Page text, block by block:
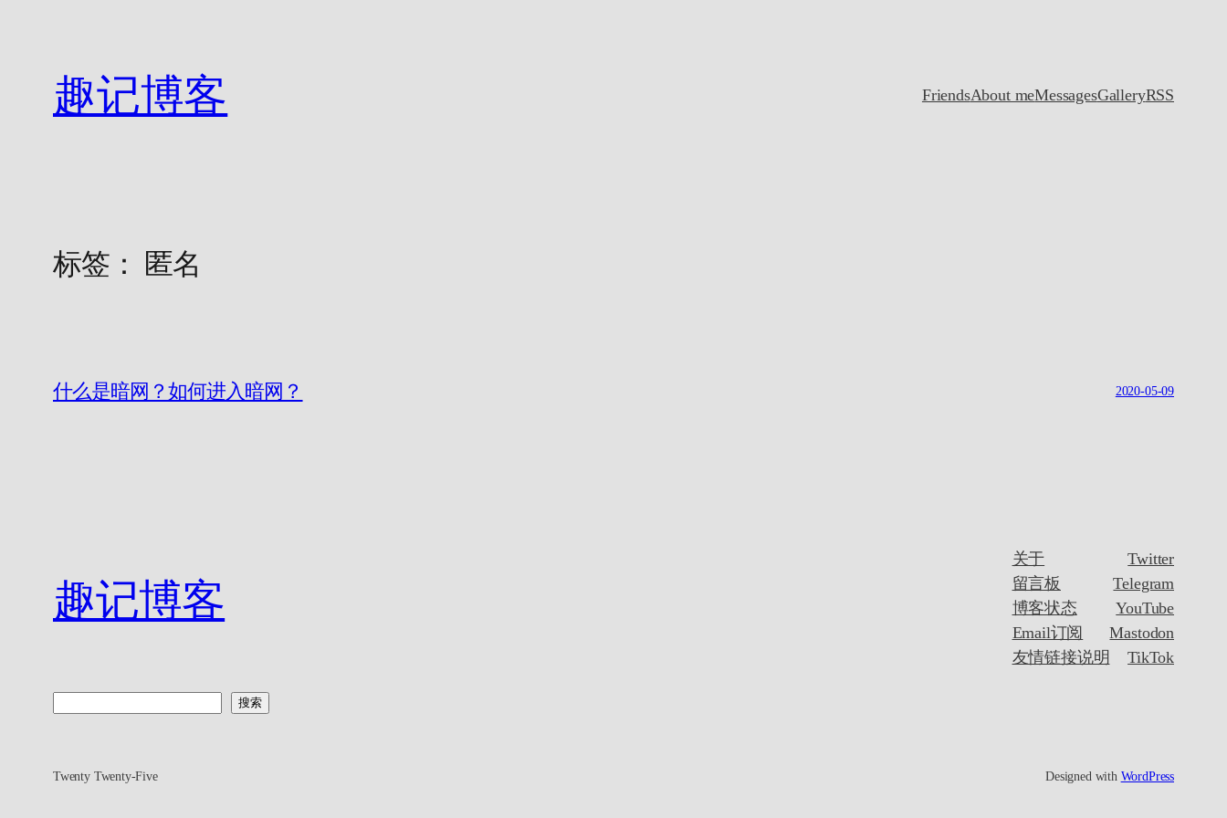
趣记博客 FriendsAbout meMessagesGalleryRSS
标签： 匿名
什么是暗网？如何进入暗网？ 2020-05-09
趣记博客
搜索
关于
留言板
博客状态
Email订阅
友情链接说明
Twitter
Telegram
YouTube
Mastodon
TikTok
Twenty Twenty-Five Designed with WordPress